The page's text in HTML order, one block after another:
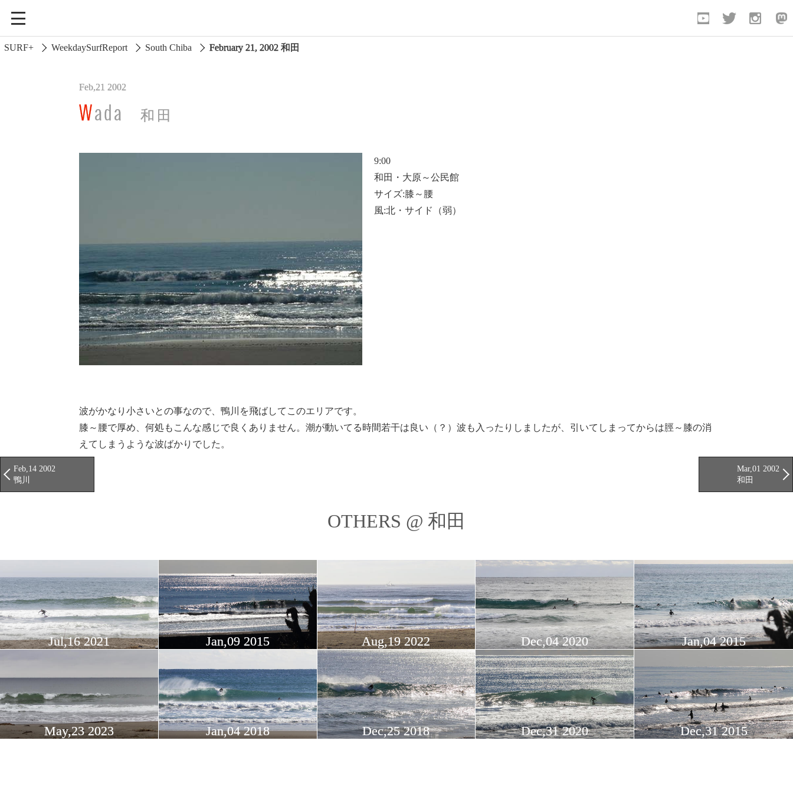
South Ibaraki
North Chiba
South Chiba
SURF+ WeekdaySurfReport South Chiba February 21, 2002 和田
Feb,21 2002
Wada 和田
9:00
和田・大原～公民館
サイズ:膝～腰
風:北・サイド（弱）
波がかなり小さいとの事なので、鴨川を飛ばしてこのエリアです。
膝～腰で厚め、何処もこんな感じで良くありません。潮が動いてる時間若干は良い（？）波も入ったりしましたが、引いてしまってからは脛～膝の消
えてしまうような波ばかりでした。
OTHERS @ 和田
Jul,16 2021 Jan,09 2015 Aug,19 2022 Dec,04 2020 Jan,04 2015
May,23 2023 Jan,04 2018 Dec,25 2018 Dec,31 2020 Dec,31 2015
Feb,14 2002
鴨川
Mar,01 2002
和田